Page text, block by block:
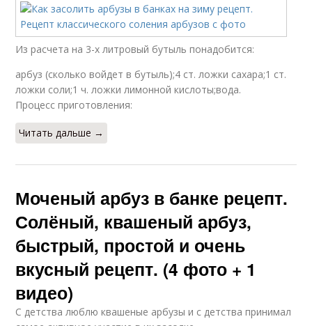
Из расчета на 3-х литровый бутыль понадобится:
арбуз (сколько войдет в бутыль);4 ст. ложки сахара;1 ст.
ложки соли;1 ч. ложки лимонной кислоты;вода.
Процесс приготовления:
Читать дальше →
Моченый арбуз в банке рецепт.
Солёный, квашеный арбуз,
быстрый, простой и очень
вкусный рецепт. (4 фото + 1
видео)
С детства люблю квашеные арбузы и с детства принимал